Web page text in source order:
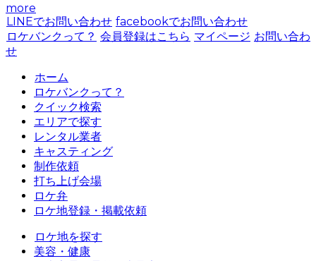
more
LINEでお問い合わせ facebookでお問い合わせ
ロケバンクって？ 会員登録はこちら マイページ お問い合わ
せ
ホーム
ロケバンクって？
クイック検索
エリアで探す
レンタル業者
キャスティング
制作依頼
打ち上げ会場
ロケ弁
ロケ地登録・掲載依頼
ロケ地を探す
美容・健康